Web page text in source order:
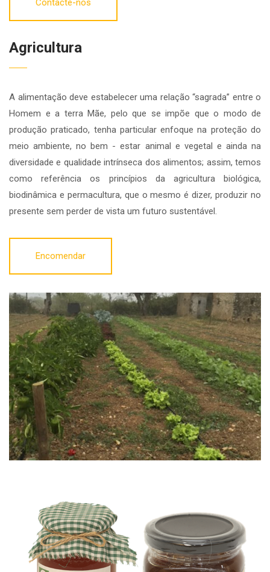
Contacte-nos
Agricultura
A alimentação deve estabelecer uma relação “sagrada” entre o
Homem e a terra Mãe, pelo que se impõe que o modo de
produção praticado, tenha particular enfoque na proteção do
meio ambiente, no bem - estar animal e vegetal e ainda na
diversidade e qualidade intrínseca dos alimentos; assim, temos
como referência os princípios da agricultura biológica,
biodinâmica e permacultura, que o mesmo é dizer, produzir no
presente sem perder de vista um futuro sustentável.
Encomendar